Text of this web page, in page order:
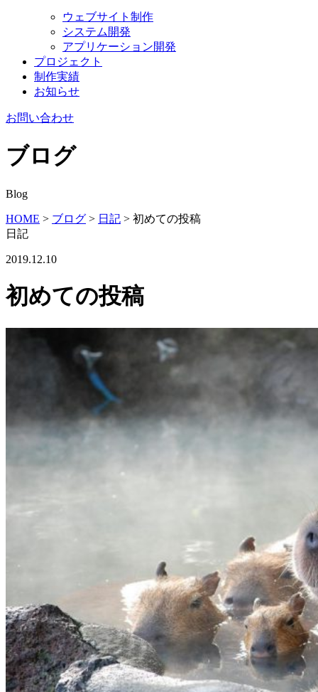
ウェブサイト制作
システム開発
アプリケーション開発
プロジェクト
制作実績
お知らせ
お問い合わせ
ブログ
Blog
HOME > ブログ > 日記 > 初めての投稿
日記
2019.12.10
初めての投稿